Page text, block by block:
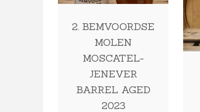
2. BEMVOORDSE
MOLEN
MOSCATEL-
JENEVER
BARREL AGED
2023